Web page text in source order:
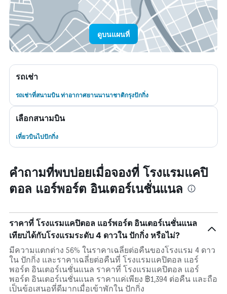
ดูบนแผนที่
รถเช่า
รถเช่าที่สนามบิน ท่าอากาศยานนานาชาติกรุงปักกิ่ง
เลือกสนามบิน
เที่ยวบินไปปักกิ่ง
คำถามที่พบบ่อยเมื่อจองที่ โรงแรมแคปิ
ตอล แอร์พอร์ต อินเตอร์เนชั่นแนล
ราคาที่ โรงแรมแคปิตอล แอร์พอร์ต อินเตอร์เนชั่นแนล
เทียบได้กับโรงแรมระดับ 4 ดาวใน ปักกิ่ง หรือไม่?
มีความแตกต่าง 56% ในราคาเฉลี่ยต่อคืนของโรงแรม 4 ดาว
ใน ปักกิ่ง และราคาเฉลี่ยต่อคืนที่ โรงแรมแคปิตอล แอร์
พอร์ต อินเตอร์เนชั่นแนล ราคาที่ โรงแรมแคปิตอล แอร์
พอร์ต อินเตอร์เนชั่นแนล ราคาแค่เพียง ฿1,394 ต่อคืน และถือ
เป็นข้อเสนอที่ดีมากเมื่อเข้าพักใน ปักกิ่ง